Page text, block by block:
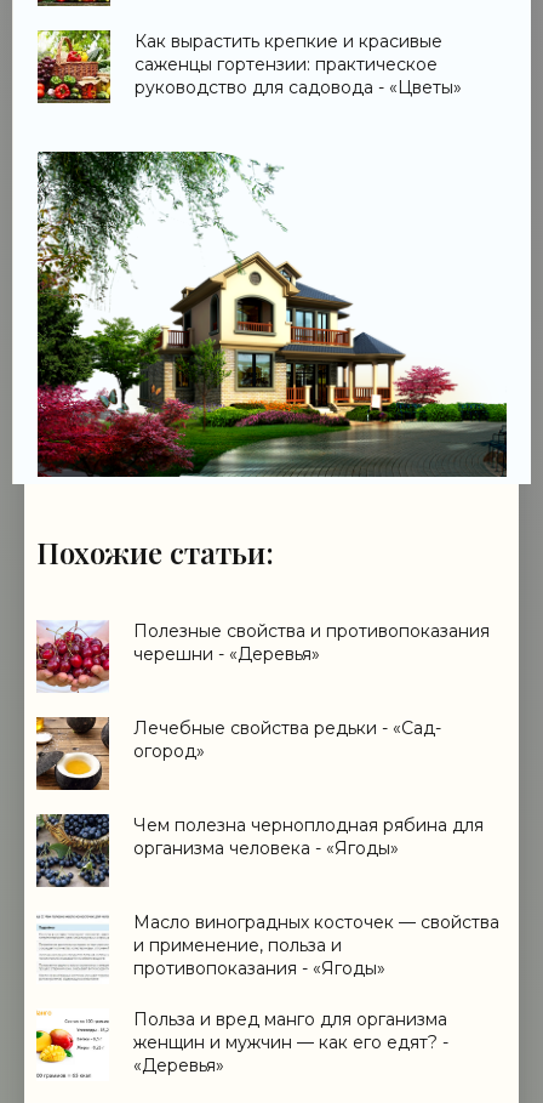
Как вырастить крепкие и красивые
саженцы гортензии: практическое
руководство для садовода - «Цветы»
Похожие статьи:
Полезные свойства и противопоказания
черешни - «Деревья»
Лечебные свойства редьки - «Сад-
огород»
Чем полезна черноплодная рябина для
организма человека - «Ягоды»
Масло виноградных косточек — свойства
и применение, польза и
противопоказания - «Ягоды»
Польза и вред манго для организма
женщин и мужчин — как его едят? -
«Деревья»